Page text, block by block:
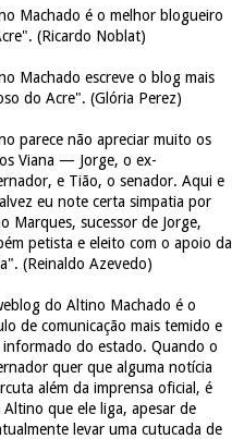
Machado é o melhor blogueiro
(Ricardo Noblat)
Machado escreve o blog mais
do Acre". (Glória Perez)
parece não apreciar muito os
Viana — Jorge, o ex-
e Tião, o senador. Aqui e
eu note certa simpatia por
Marques, sucessor de Jorge,
petista e eleito com o apoio da
(Reinaldo Azevedo)
do Altino Machado é o
de comunicação mais temido e
informado do estado. Quando o
quer que alguma notícia
além da imprensa oficial, é
Altino que ele liga, apesar de
levar uma cutucada de